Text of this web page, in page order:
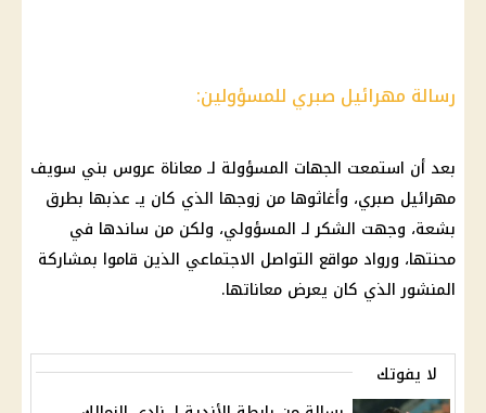
رسالة مهرائيل صبري للمسؤولين:
بعد أن استمعت الجهات المسؤولة لـ معاناة عروس بني سويف
مهرائيل صبري، وأغاثوها من زوجها الذي كان يـ عذبها بطرق
بشعة، وجهت الشكر لـ المسؤولي، ولكن من ساندها في
محنتها، ورواد مواقع التواصل الاجتماعي الذين قاموا بمشاركة
المنشور الذي كان يعرض معاناتها.
لا يفوتك